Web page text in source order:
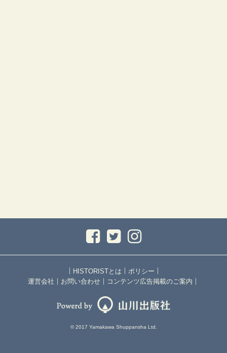
｜ HISTORISTとは ｜ ポリシー ｜
運営会社 ｜ お問い合わせ ｜ コンテンツ広告掲載のご案内 ｜
© 2017 Yamakawa Shuppansha Ltd.